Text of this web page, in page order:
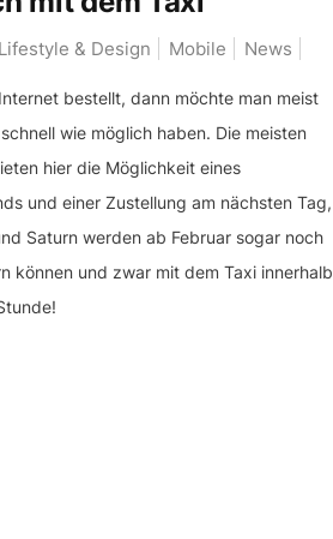
Lifestyle & Design Mobile News
bestellt, dann möchte man meist
wie möglich haben. Die meisten
hier die Möglichkeit eines
und einer Zustellung am nächsten Tag,
Saturn werden ab Februar sogar noch
können und zwar mit dem Taxi innerhalb